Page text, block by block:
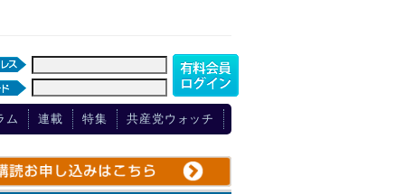
ム 連載 特集 共産党ウォッチ